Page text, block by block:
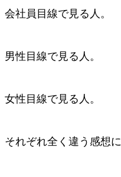
会社員目線で見る人。
男性目線で見る人。
女性目線で見る人。
それぞれ全く違う感想